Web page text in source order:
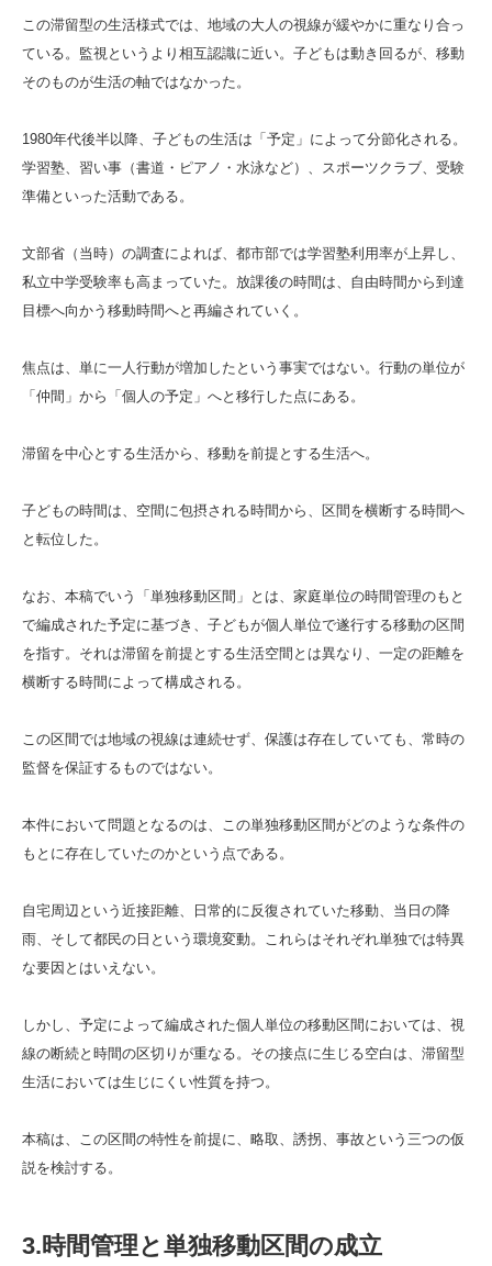
この滞留型の生活様式では、地域の大人の視線が緩やかに重なり合っ
ている。監視というより相互認識に近い。子どもは動き回るが、移動
そのものが生活の軸ではなかった。
1980年代後半以降、子どもの生活は「予定」によって分節化される。
学習塾、習い事（書道・ピアノ・水泳など）、スポーツクラブ、受験
準備といった活動である。
文部省（当時）の調査によれば、都市部では学習塾利用率が上昇し、
私立中学受験率も高まっていた。放課後の時間は、自由時間から到達
目標へ向かう移動時間へと再編されていく。
焦点は、単に一人行動が増加したという事実ではない。行動の単位が
「仲間」から「個人の予定」へと移行した点にある。
滞留を中心とする生活から、移動を前提とする生活へ。
子どもの時間は、空間に包摂される時間から、区間を横断する時間へ
と転位した。
なお、本稿でいう「単独移動区間」とは、家庭単位の時間管理のもと
で編成された予定に基づき、子どもが個人単位で遂行する移動の区間
を指す。それは滞留を前提とする生活空間とは異なり、一定の距離を
横断する時間によって構成される。
この区間では地域の視線は連続せず、保護は存在していても、常時の
監督を保証するものではない。
本件において問題となるのは、この単独移動区間がどのような条件の
もとに存在していたのかという点である。
自宅周辺という近接距離、日常的に反復されていた移動、当日の降
雨、そして都民の日という環境変動。これらはそれぞれ単独では特異
な要因とはいえない。
しかし、予定によって編成された個人単位の移動区間においては、視
線の断続と時間の区切りが重なる。その接点に生じる空白は、滞留型
生活においては生じにくい性質を持つ。
本稿は、この区間の特性を前提に、略取、誘拐、事故という三つの仮
説を検討する。
3.時間管理と単独移動区間の成立